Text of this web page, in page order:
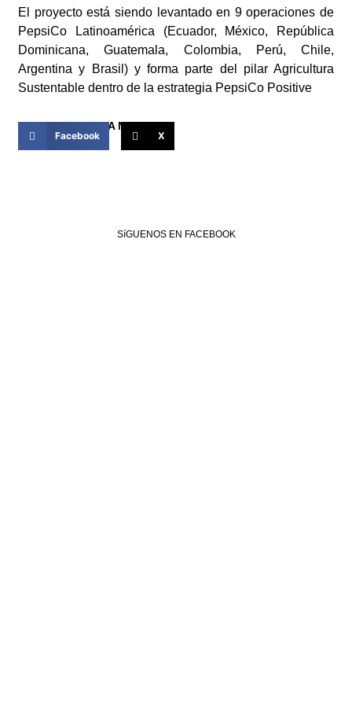
El proyecto está siendo levantado en 9 operaciones de
PepsiCo Latinoamérica (Ecuador, México, República
Dominicana, Guatemala, Colombia, Perú, Chile,
Argentina y Brasil) y forma parte del pilar Agricultura
Sustentable dentro de la estrategia PepsiCo Positive
COMPARTIR ESTA NOTICIA
Facebook X
SíGUENOS EN FACEBOOK